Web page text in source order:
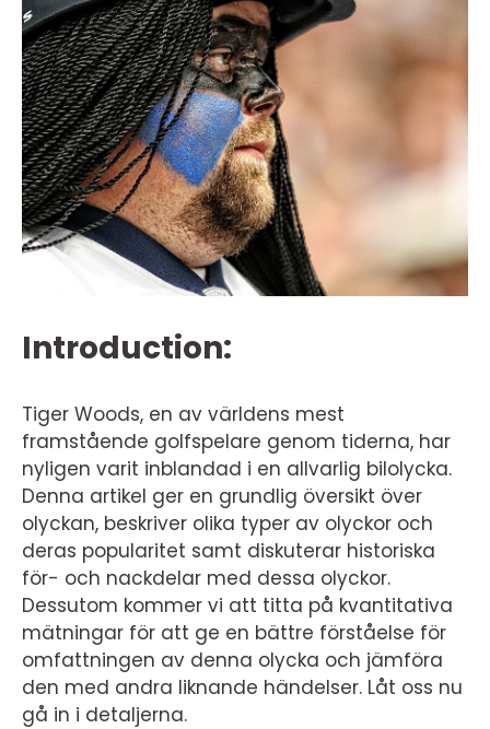
Introduction:
Tiger Woods, en av världens mest
framstående golfspelare genom tiderna, har
nyligen varit inblandad i en allvarlig bilolycka.
Denna artikel ger en grundlig översikt över
olyckan, beskriver olika typer av olyckor och
deras popularitet samt diskuterar historiska
för- och nackdelar med dessa olyckor.
Dessutom kommer vi att titta på kvantitativa
mätningar för att ge en bättre förståelse för
omfattningen av denna olycka och jämföra
den med andra liknande händelser. Låt oss nu
gå in i detaljerna.